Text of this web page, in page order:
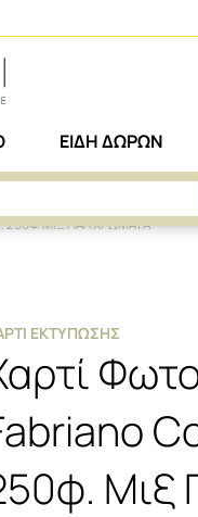
ΕΙΔΗ ΔΩΡΩΝ
250Φ. ΜΙΞ ΠΑΛ ΧΡΩΜΑΤΑ
ΕΚΤΎΠΩΣΗΣ
Μιξ